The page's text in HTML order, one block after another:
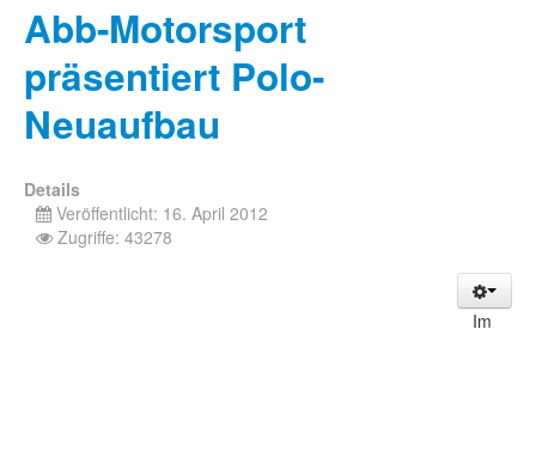
Abb-Motorsport
präsentiert Polo-
Neuaufbau
Details
Veröffentlicht: 16. April 2012
Zugriffe: 43278
Im